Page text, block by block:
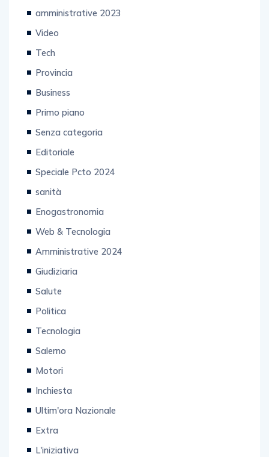
amministrative 2023
Video
Tech
Provincia
Business
Primo piano
Senza categoria
Editoriale
Speciale Pcto 2024
sanità
Enogastronomia
Web & Tecnologia
Amministrative 2024
Giudiziaria
Salute
Politica
Tecnologia
Salerno
Motori
Inchiesta
Ultim'ora Nazionale
Extra
L'iniziativa